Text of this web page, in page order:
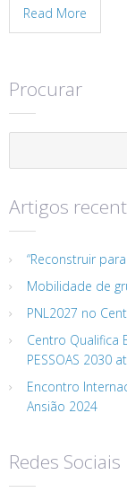
Read More
Procurar
Artigos
“Reconstruir
Mobilidade de
PNL2027 no
Centro Qualifica
PESSOAS 2030
Encontro
Ansião 2024
Redes Sociais